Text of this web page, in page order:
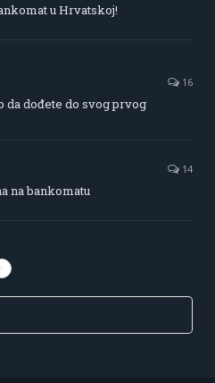
u Hrvatskoj!
16
da dođete do svog prvog
14
na bankomatu